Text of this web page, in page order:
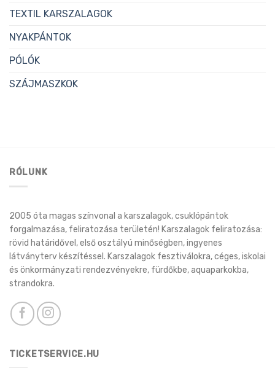
TEXTIL KARSZALAGOK
NYAKPÁNTOK
PÓLÓK
SZÁJMASZKOK
RÓLUNK
2005 óta magas színvonal a karszalagok, csuklópántok
forgalmazása, feliratozása területén! Karszalagok feliratozása:
rövid határidővel, első osztályú minőségben, ingyenes
látványterv készítéssel. Karszalagok fesztiválokra, céges, iskolai
és önkormányzati rendezvényekre, fürdőkbe, aquaparkokba,
strandokra.
TICKETSERVICE.HU